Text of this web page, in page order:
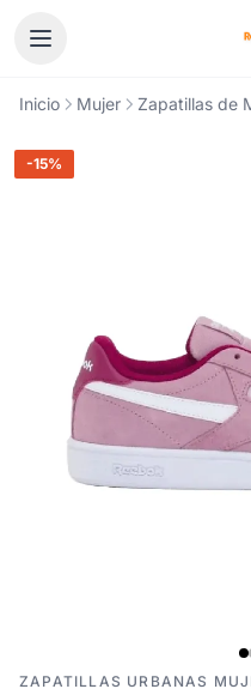
Inicio Mujer Zapatillas de
-15%
ZAPATILLAS URBANAS